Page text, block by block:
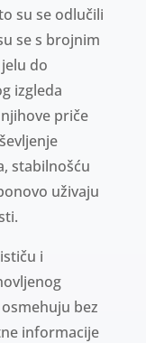
su se odlučili
se s brojnim
do
izgleda
priče
stabilnošću
uživaju
i
bez
informacije